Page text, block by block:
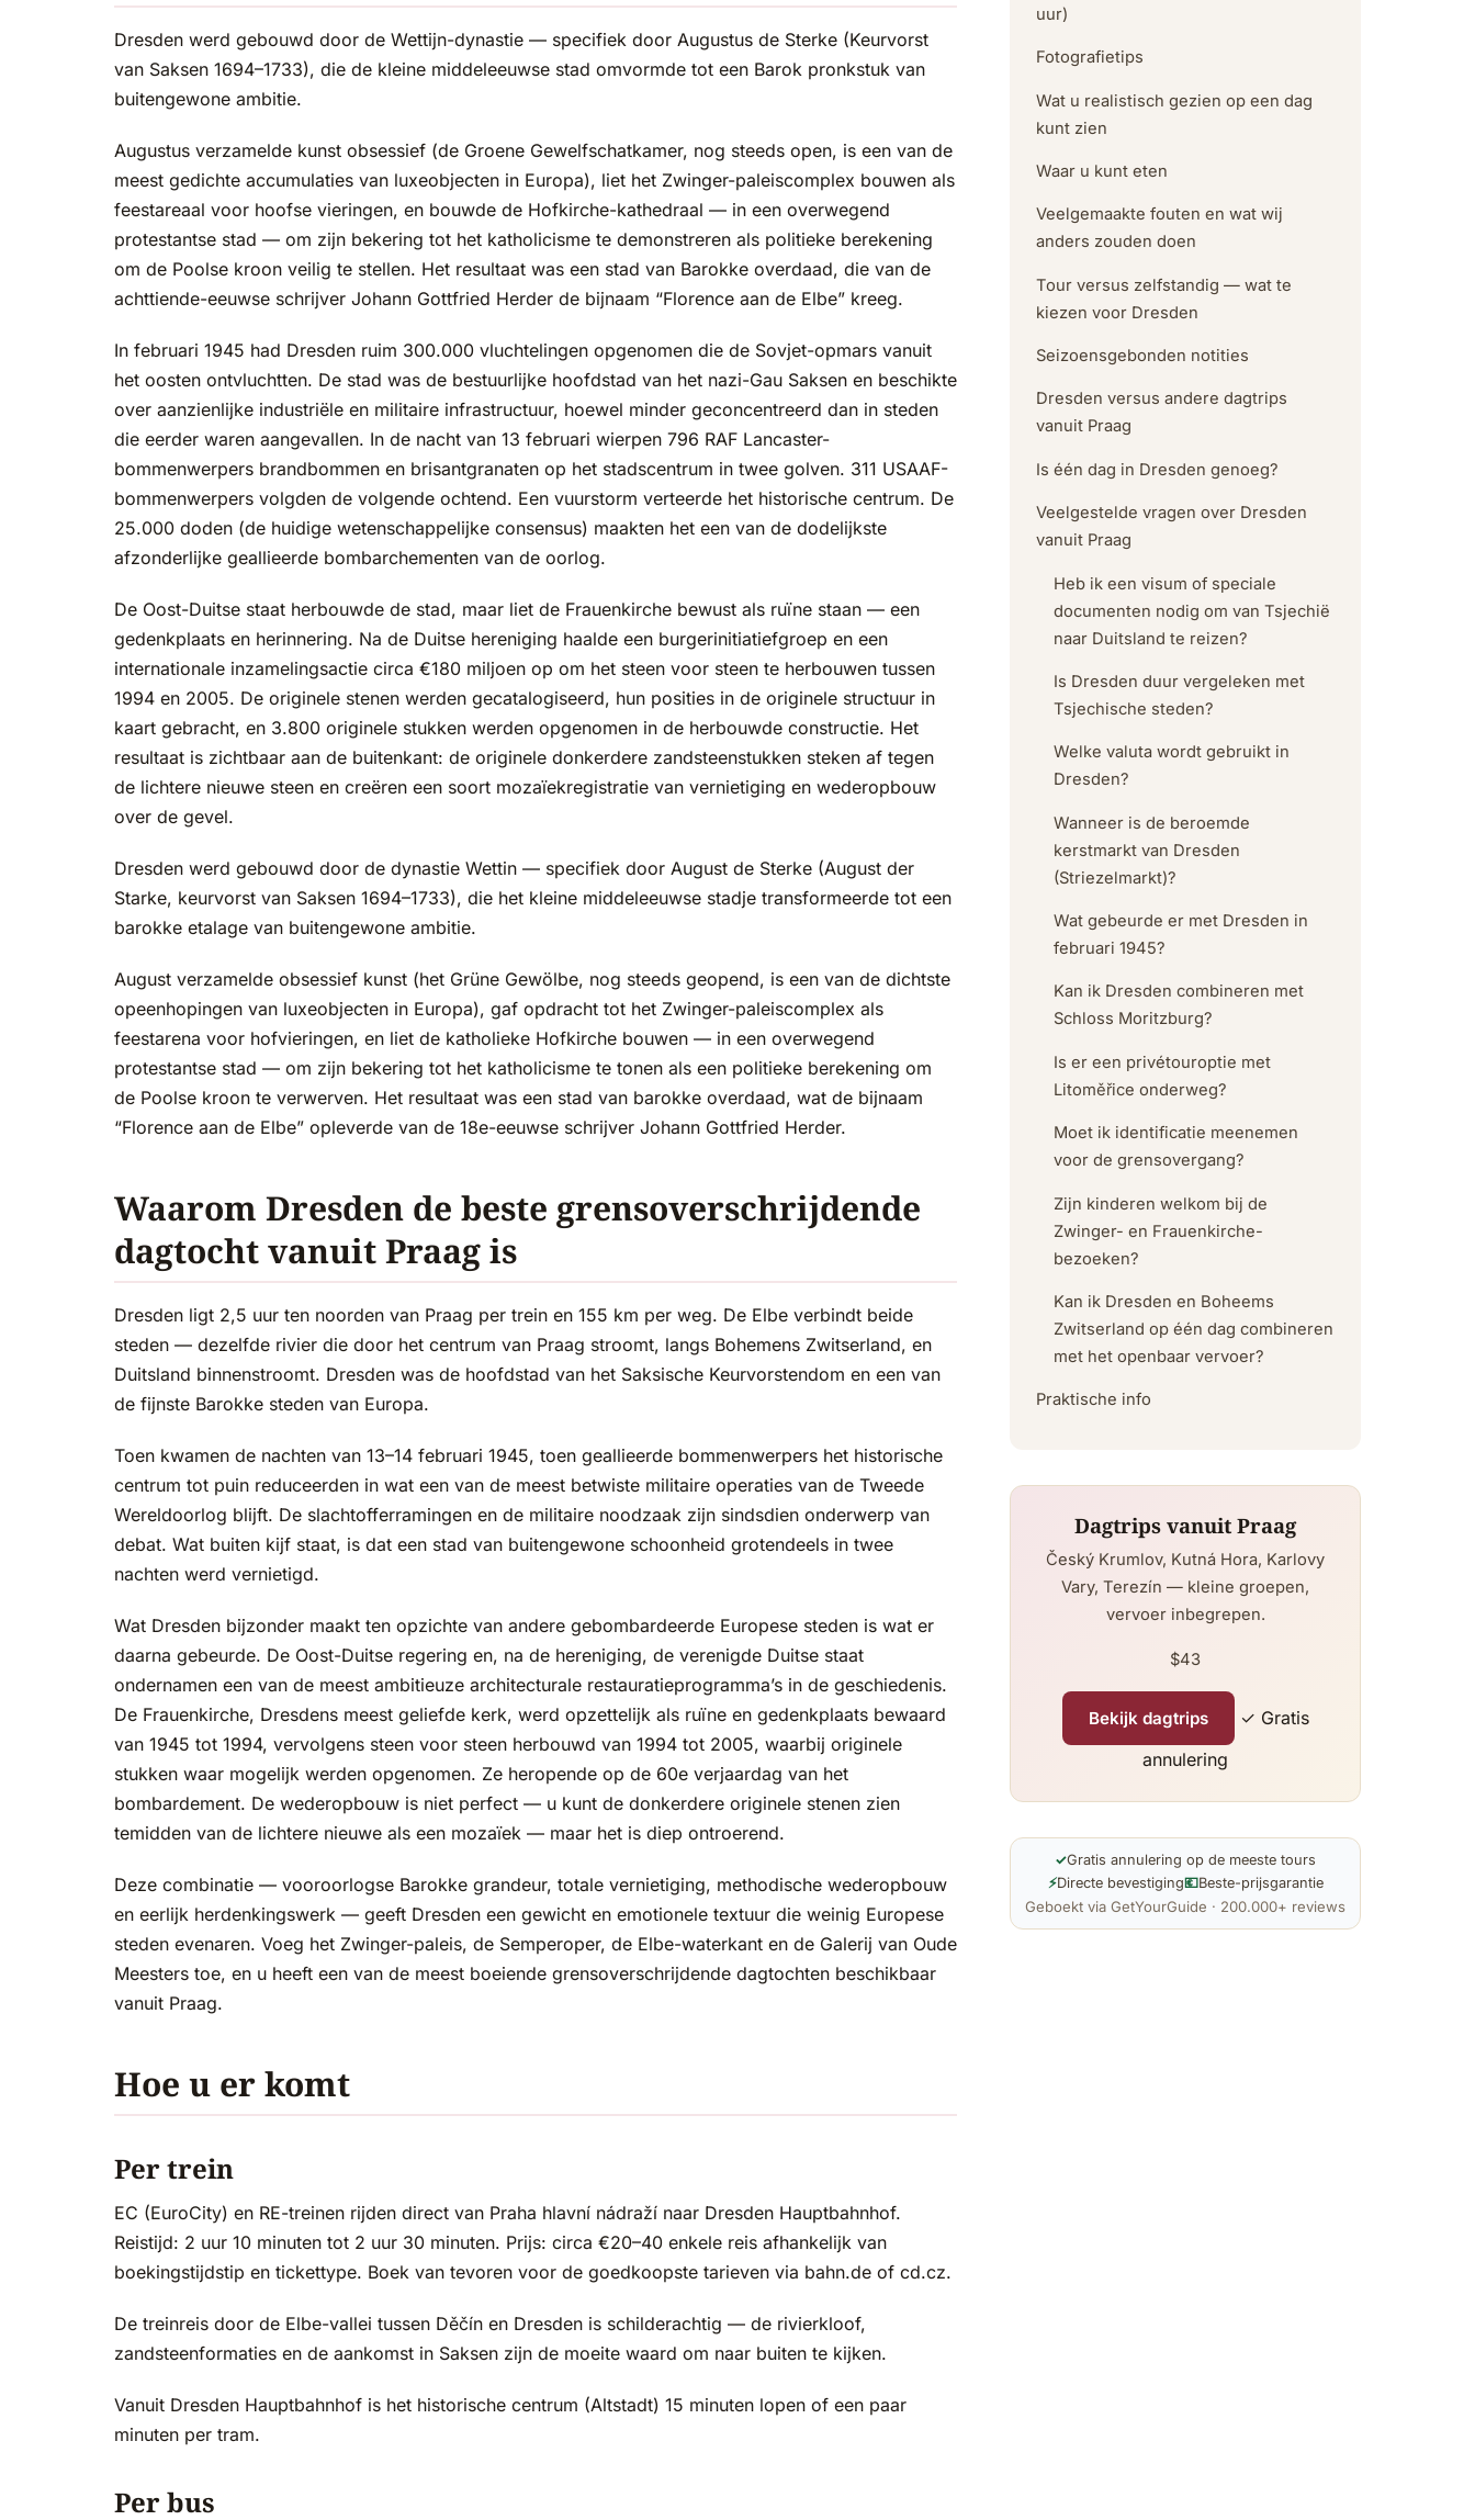
Dresden werd gebouwd door de Wettijn-dynastie — specifiek door Augustus de Sterke (Keurvorst
van Saksen 1694–1733), die de kleine middeleeuwse stad omvormde tot een Barok pronkstuk van
buitengewone ambitie.
Augustus verzamelde kunst obsessief (de Groene Gewelfschatkamer, nog steeds open, is een van de
meest gedichte accumulaties van luxeobjecten in Europa), liet het Zwinger-paleiscomplex bouwen als
feestareaal voor hoofse vieringen, en bouwde de Hofkirche-kathedraal — in een overwegend
protestantse stad — om zijn bekering tot het katholicisme te demonstreren als politieke berekening
om de Poolse kroon veilig te stellen. Het resultaat was een stad van Barokke overdaad, die van de
achttiende-eeuwse schrijver Johann Gottfried Herder de bijnaam “Florence aan de Elbe” kreeg.
In februari 1945 had Dresden ruim 300.000 vluchtelingen opgenomen die de Sovjet-opmars vanuit
het oosten ontvluchtten. De stad was de bestuurlijke hoofdstad van het nazi-Gau Saksen en beschikte
over aanzienlijke industriële en militaire infrastructuur, hoewel minder geconcentreerd dan in steden
die eerder waren aangevallen. In de nacht van 13 februari wierpen 796 RAF Lancaster-
bommenwerpers brandbommen en brisantgranaten op het stadscentrum in twee golven. 311 USAAF-
bommenwerpers volgden de volgende ochtend. Een vuurstorm verteerde het historische centrum. De
25.000 doden (de huidige wetenschappelijke consensus) maakten het een van de dodelijkste
afzonderlijke geallieerde bombarchementen van de oorlog.
De Oost-Duitse staat herbouwde de stad, maar liet de Frauenkirche bewust als ruïne staan — een
gedenkplaats en herinnering. Na de Duitse hereniging haalde een burgerinitiatiefgroep en een
internationale inzamelingsactie circa €180 miljoen op om het steen voor steen te herbouwen tussen
1994 en 2005. De originele stenen werden gecatalogiseerd, hun posities in de originele structuur in
kaart gebracht, en 3.800 originele stukken werden opgenomen in de herbouwde constructie. Het
resultaat is zichtbaar aan de buitenkant: de originele donkerdere zandsteenstukken steken af tegen
de lichtere nieuwe steen en creëren een soort mozaïekregistratie van vernietiging en wederopbouw
over de gevel.
Dresden werd gebouwd door de dynastie Wettin — specifiek door August de Sterke (August der
Starke, keurvorst van Saksen 1694–1733), die het kleine middeleeuwse stadje transformeerde tot een
barokke etalage van buitengewone ambitie.
August verzamelde obsessief kunst (het Grüne Gewölbe, nog steeds geopend, is een van de dichtste
opeenhopingen van luxeobjecten in Europa), gaf opdracht tot het Zwinger-paleiscomplex als
feestarena voor hofvieringen, en liet de katholieke Hofkirche bouwen — in een overwegend
protestantse stad — om zijn bekering tot het katholicisme te tonen als een politieke berekening om
de Poolse kroon te verwerven. Het resultaat was een stad van barokke overdaad, wat de bijnaam
“Florence aan de Elbe” opleverde van de 18e-eeuwse schrijver Johann Gottfried Herder.
Waarom Dresden de beste grensoverschrijdende
dagtocht vanuit Praag is
Dresden ligt 2,5 uur ten noorden van Praag per trein en 155 km per weg. De Elbe verbindt beide
steden — dezelfde rivier die door het centrum van Praag stroomt, langs Bohemens Zwitserland, en
Duitsland binnenstroomt. Dresden was de hoofdstad van het Saksische Keurvorstendom en een van
de fijnste Barokke steden van Europa.
Toen kwamen de nachten van 13–14 februari 1945, toen geallieerde bommenwerpers het historische
centrum tot puin reduceerden in wat een van de meest betwiste militaire operaties van de Tweede
Wereldoorlog blijft. De slachtofferramingen en de militaire noodzaak zijn sindsdien onderwerp van
debat. Wat buiten kijf staat, is dat een stad van buitengewone schoonheid grotendeels in twee
nachten werd vernietigd.
Wat Dresden bijzonder maakt ten opzichte van andere gebombardeerde Europese steden is wat er
daarna gebeurde. De Oost-Duitse regering en, na de hereniging, de verenigde Duitse staat
ondernamen een van de meest ambitieuze architecturale restauratieprogramma’s in de geschiedenis.
De Frauenkirche, Dresdens meest geliefde kerk, werd opzettelijk als ruïne en gedenkplaats bewaard
van 1945 tot 1994, vervolgens steen voor steen herbouwd van 1994 tot 2005, waarbij originele
stukken waar mogelijk werden opgenomen. Ze heropende op de 60e verjaardag van het
bombardement. De wederopbouw is niet perfect — u kunt de donkerdere originele stenen zien
temidden van de lichtere nieuwe als een mozaïek — maar het is diep ontroerend.
Deze combinatie — vooroorlogse Barokke grandeur, totale vernietiging, methodische wederopbouw
en eerlijk herdenkingswerk — geeft Dresden een gewicht en emotionele textuur die weinig Europese
steden evenaren. Voeg het Zwinger-paleis, de Semperoper, de Elbe-waterkant en de Galerij van Oude
Meesters toe, en u heeft een van de meest boeiende grensoverschrijdende dagtochten beschikbaar
vanuit Praag.
Hoe u er komt
Per trein
EC (EuroCity) en RE-treinen rijden direct van Praha hlavní nádraží naar Dresden Hauptbahnhof.
Reistijd: 2 uur 10 minuten tot 2 uur 30 minuten. Prijs: circa €20–40 enkele reis afhankelijk van
boekingstijdstip en tickettype. Boek van tevoren voor de goedkoopste tarieven via bahn.de of cd.cz.
De treinreis door de Elbe-vallei tussen Děčín en Dresden is schilderachtig — de rivierkloof,
zandsteenformaties en de aankomst in Saksen zijn de moeite waard om naar buiten te kijken.
Vanuit Dresden Hauptbahnhof is het historische centrum (Altstadt) 15 minuten lopen of een paar
minuten per tram.
Per bus
uur)
Fotografietips
Wat u realistisch gezien op een dag
kunt zien
Waar u kunt eten
Veelgemaakte fouten en wat wij
anders zouden doen
Tour versus zelfstandig — wat te
kiezen voor Dresden
Seizoensgebonden notities
Dresden versus andere dagtrips
vanuit Praag
Is één dag in Dresden genoeg?
Veelgestelde vragen over Dresden
vanuit Praag
Heb ik een visum of speciale
documenten nodig om van Tsjechië
naar Duitsland te reizen?
Is Dresden duur vergeleken met
Tsjechische steden?
Welke valuta wordt gebruikt in
Dresden?
Wanneer is de beroemde
kerstmarkt van Dresden
(Striezelmarkt)?
Wat gebeurde er met Dresden in
februari 1945?
Kan ik Dresden combineren met
Schloss Moritzburg?
Is er een privétouroptie met
Litoměřice onderweg?
Moet ik identificatie meenemen
voor de grensovergang?
Zijn kinderen welkom bij de
Zwinger- en Frauenkirche-
bezoeken?
Kan ik Dresden en Boheems
Zwitserland op één dag combineren
met het openbaar vervoer?
Praktische info
Dagtrips vanuit Praag
Český Krumlov, Kutná Hora, Karlovy
Vary, Terezín — kleine groepen,
vervoer inbegrepen.
$43
Bekijk dagtrips
✓ Gratis
annulering
✓Gratis annulering op de meeste tours
⚡Directe bevestiging💶Beste-prijsgarantie
Geboekt via GetYourGuide · 200.000+ reviews